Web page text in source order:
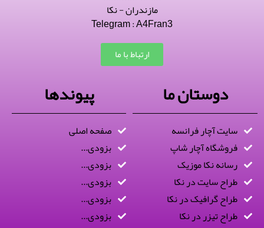
مازندران - نکا
Telegram : A4Fran3
ارتباط با ما
دوستان ما
سایت آچار فرانسه
فروشگاه آچار شاپ
رسانه نکا موزیک
طراح سایت در نکا
طراح گرافیک در نکا
طراح تیزر در نکا
پیوندها
صفحه اصلی
بزودی...
بزودی...
بزودی...
بزودی...
بزودی...